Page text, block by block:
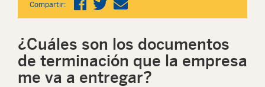
Compartir:
¿Cuáles son los documentos
de terminación que la empresa
me va a entregar?